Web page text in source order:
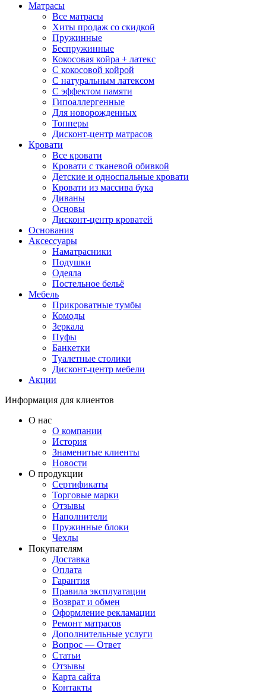
Матрасы
Все матрасы
Хиты продаж со скидкой
Пружинные
Беспружинные
Кокосовая койра + латекс
С кокосовой койрой
С натуральным латексом
С эффектом памяти
Гипоаллергенные
Для новорожденных
Топперы
Дисконт-центр матрасов
Кровати
Все кровати
Кровати с тканевой обивкой
Детские и односпальные кровати
Кровати из массива бука
Диваны
Основы
Дисконт-центр кроватей
Основания
Аксессуары
Наматрасники
Подушки
Одеяла
Постельное бельё
Мебель
Прикроватные тумбы
Комоды
Зеркала
Пуфы
Банкетки
Туалетные столики
Дисконт-центр мебели
Акции
Информация для клиентов
О нас
О компании
История
Знаменитые клиенты
Новости
О продукции
Сертификаты
Торговые марки
Отзывы
Наполнители
Пружинные блоки
Чехлы
Покупателям
Доставка
Оплата
Гарантия
Правила эксплуатации
Возврат и обмен
Оформление рекламации
Ремонт матрасов
Дополнительные услуги
Вопрос — Ответ
Статьи
Отзывы
Карта сайта
Контакты